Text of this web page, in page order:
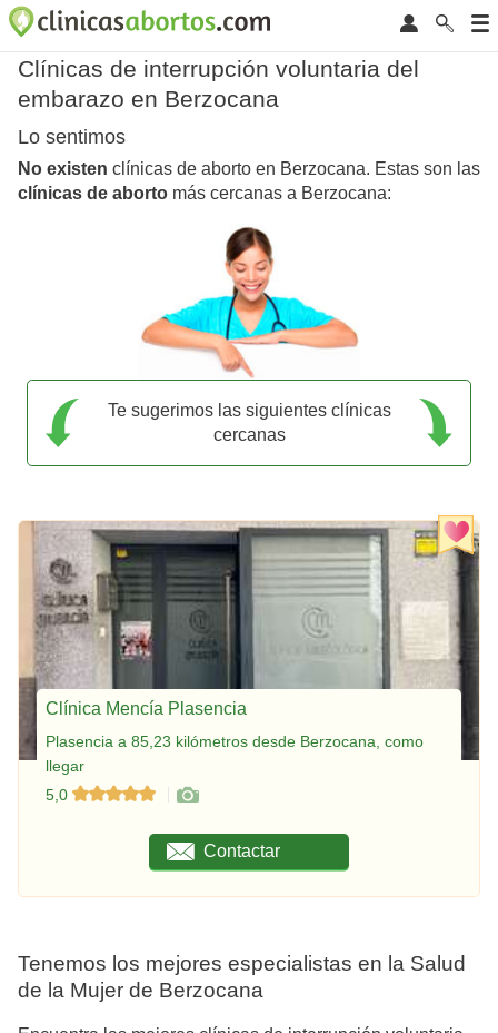
Clínicas de interrupción voluntaria del
embarazo en Berzocana
Lo sentimos
No existen clínicas de aborto en Berzocana. Estas son las
clínicas de aborto más cercanas a Berzocana:
Te sugerimos las siguientes clínicas
cercanas
Clínica Mencía Plasencia
Plasencia a 85,23 kilómetros desde Berzocana, como
llegar
5,0
Contactar
Tenemos los mejores especialistas en la Salud
de la Mujer de Berzocana